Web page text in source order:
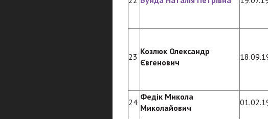
23
Козлюк Олександр
Євгенович
24
Федік Микола
Миколайович